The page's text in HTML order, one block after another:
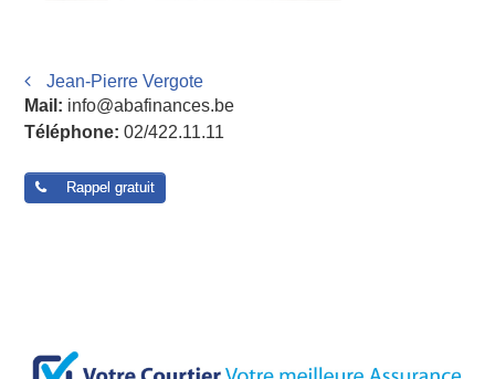
Post navigation
Jean-Pierre Vergote
Mail: info@abafinances.be
Téléphone: 02/422.11.11
Rappel gratuit